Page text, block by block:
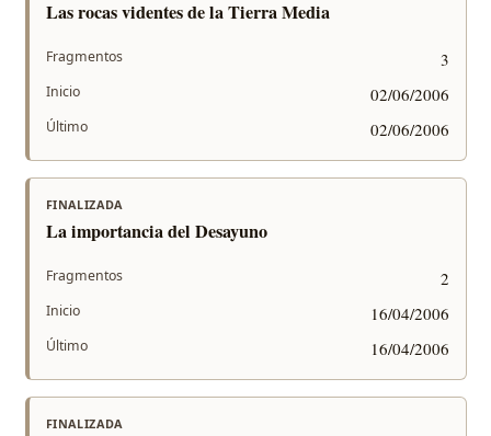
Las rocas videntes de la Tierra Media
Fragmentos 3
Inicio 02/06/2006
Último 02/06/2006
FINALIZADA
La importancia del Desayuno
Fragmentos 2
Inicio 16/04/2006
Último 16/04/2006
FINALIZADA